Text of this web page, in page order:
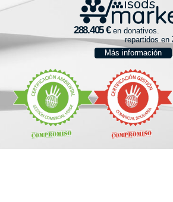
en donativos.
repartidos en
Más información